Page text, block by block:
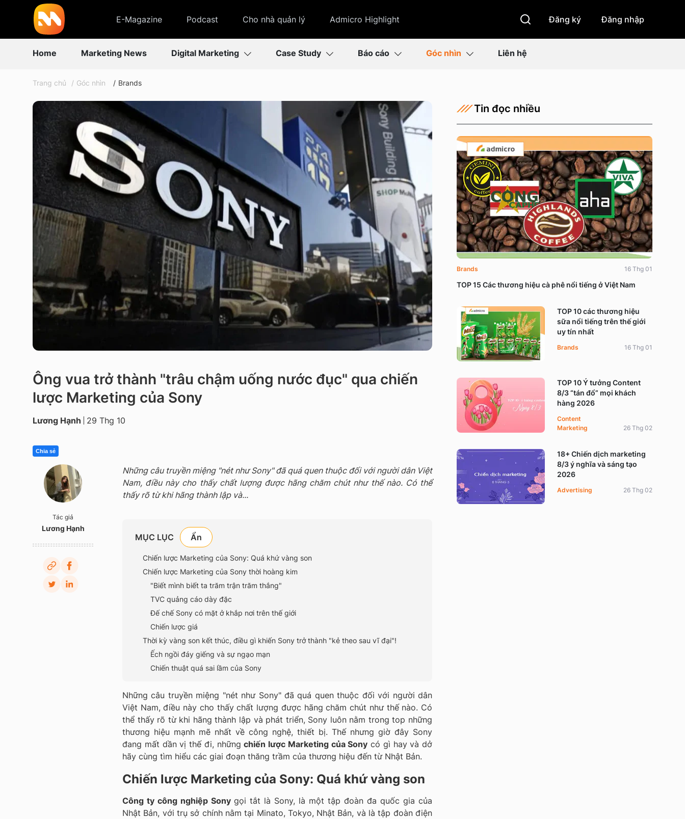
E-Magazine Podcast Cho nhà quản lý Admicro Highlight Đăng ký Đăng nhập
Home Marketing News Digital Marketing Case Study Báo cáo Góc nhìn Liên hệ
Trang chủ Góc nhìn Brands
Ông vua trở thành "trâu chậm uống nước đục" qua chiến
lược Marketing của Sony
Lương Hạnh 29 Thg 10
Chia sẻ
Tác giả
Lương Hạnh
Những câu truyền miệng "nét như Sony" đã quá quen thuộc đối với người dân Việt
Nam, điều này cho thấy chất lượng được hãng chăm chút như thế nào. Có thể
thấy rõ từ khi hãng thành lập và...
MỤC LỤC
Chiến lược Marketing của Sony: Quá khứ vàng son
Chiến lược Marketing của Sony thời hoàng kim
"Biết mình biết ta trăm trận trăm thắng"
TVC quảng cáo dày đặc
Đế chế Sony có mặt ở khắp nơi trên thế giới
Chiến lược giá
Thời kỳ vàng son kết thúc, điều gì khiến Sony trở thành "kẻ theo sau vĩ đại"!
Ếch ngồi đáy giếng và sự ngạo mạn
Chiến thuật quá sai lầm của Sony
Những câu truyền miệng "nét như Sony" đã quá quen thuộc đối với người dân
Việt Nam, điều này cho thấy chất lượng được hãng chăm chút như thế nào. Có
thể thấy rõ từ khi hãng thành lập và phát triển, Sony luôn nằm trong top những
thương hiệu mạnh mẽ nhất về công nghệ, thiết bị. Thế nhưng giờ đây Sony
đang mất dần vị thế đi, nhữngchiến lược Marketing của Sony có gì hay và dở
hãy cùng tìm hiểu các giai đoạn thăng trầm của thương hiệu đến từ Nhật Bản.
Chiến lược Marketing của Sony: Quá khứ vàng son
Công ty công nghiệp Sony gọi tắt là Sony, là một tập đoàn đa quốc gia của
Nhật Bản, với trụ sở chính nằm tại Minato, Tokyo, Nhật Bản, và là tập đoàn điện
Tin đọc nhiều
TOP 15 Các thương hiệu cà phê nổi tiếng ở Việt Nam
Brands 16 Thg 01
TOP 10 các thương hiệu
sữa nổi tiếng trên thế giới
uy tín nhất
Brands 16 Thg 01
TOP 10 Ý tưởng Content
8/3 “tán đổ” mọi khách
hàng 2026
Content
Marketing
26 Thg 02
18+ Chiến dịch marketing
8/3 ý nghĩa và sáng tạo
2026
Advertising 26 Thg 02